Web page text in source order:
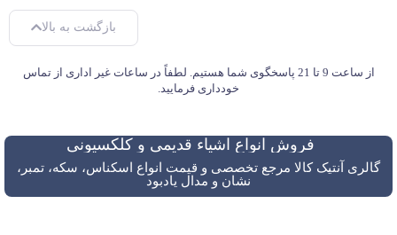
بازگشت به بالا
از ساعت 9 تا 21 پاسخگوی شما هستیم. لطفاً در ساعات غیر اداری از تماس
خودداری فرمایید.
فروش انواع اشیاء قدیمی و کلکسیونی
گالری آنتیک کالا مرجع تخصصی و قیمت انواع اسکناس، سکه، تمبر،
نشان و مدال یادبود